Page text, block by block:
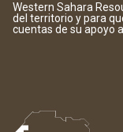
Western Sahara
del territorio y para
cuentas de su apoyo